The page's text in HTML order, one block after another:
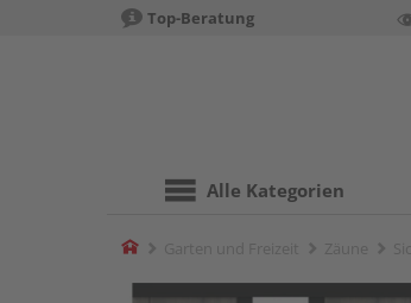
Top-Beratung
Alle Kategorien
Home